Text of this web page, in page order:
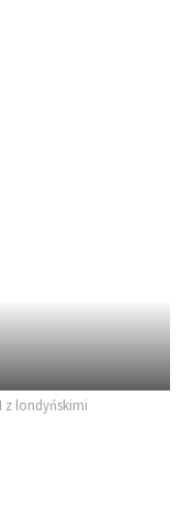
z londyńskimi